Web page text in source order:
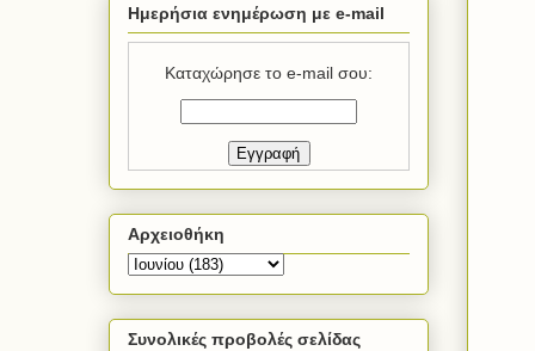
Ημερήσια ενημέρωση με e-mail
Καταχώρησε το e-mail σου:
Αρχειοθήκη
Συνολικές προβολές σελίδας